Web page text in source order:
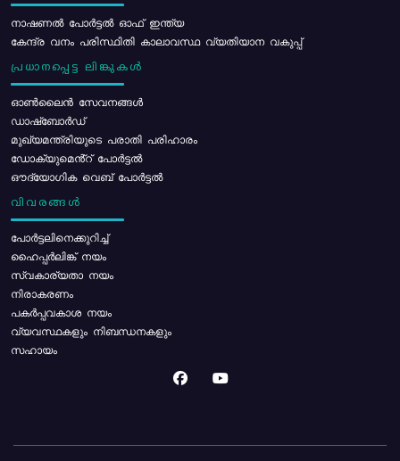
നാഷണൽ പോർട്ടൽ ഓഫ് ഇന്ത്യ
കേന്ദ്ര വനം പരിസ്ഥിതി കാലാവസ്ഥ വ്യതിയാന വകുപ്പ്
പ്രധാനപ്പെട്ട ലിങ്കുകൾ
ഓൺലൈൻ സേവനങ്ങൾ
ഡാഷ്ബോർഡ്
മുഖ്യമന്ത്രിയുടെ പരാതി പരിഹാരം
ഡോക്യുമെൻ്റ് പോർട്ടൽ
ഔദ്യോഗിക വെബ് പോർട്ടൽ
വിവരങ്ങൾ
പോര്‍ട്ടലിനെക്കുറിച്ച്
ഹൈപ്പർലിങ്ക് നയം
സ്വകാര്യതാ നയം
നിരാകരണം
പകർപ്പവകാശ നയം
വ്യവസ്ഥകളും നിബന്ധനകളും
സഹായം